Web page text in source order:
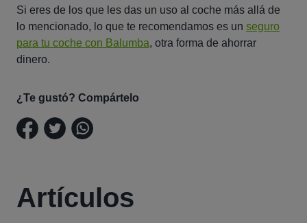
Si eres de los que les das un uso al coche más allá de
lo mencionado, lo que te recomendamos es un seguro
para tu coche con Balumba, otra forma de ahorrar
dinero.
¿Te gustó? Compártelo
Artículos